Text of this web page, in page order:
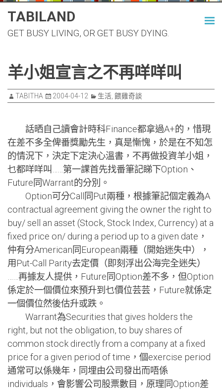
content
TABILAND
GET BUSY LIVING, OR GET BUSY DYING.
羊小姐宣言之不再咩咩叫
TABITHA 2004-04-12 生活 餵雞奇談
話晒自己讀會計時科Finance都拿過A+的，惜現
在差不多全俾番獎勵先生，真是慚愧，於是在不知怎
的情況下，決定下定決心溫書，不再做投資羊小姐，
乜都咩咩叫……第一課首先找番筆記睇下Option、
Future同Warrant的分別。
Option可分Call同Put兩種，根據筆記個定義為A
contractual agreement giving the owner the right to
buy/ sell an asset (Stock, Stock Index, Currency) at a
fixed price on/ during a period up to a given date，
仲有分American同European兩種（開始迷失中），
用Put-Call Parity去定價（即刻浮出公海完全迷失）
……再據友人提供，Future同Option差不多，但Option
係定於一個價位來預升到乜價位芸芸，Future就係定
一個價位然後估升或跌。
Warrant為Securities that gives holders the
right, but not the obligation, to buy shares of
common stock directly from a company at a fixed
price for a given period of time，個exercise period
通常可以係幾年，同埋由公司發出而唔係
individuals，會影響公司股票數目，原理同Option差